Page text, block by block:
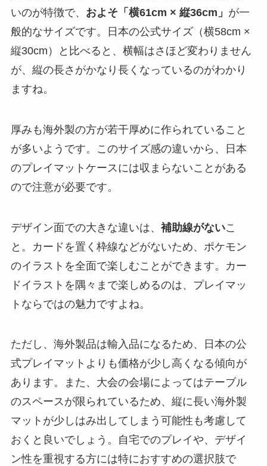
いのが特徴で、 およそ「横61cm × 縦36cm」 が一
般的なサイズです。日本の公式サイズ（横58cm ×
縦30cm）と比べると、横幅はさほど変わりません
が、縦の長さがかなり長くなっているのがわかり
ますね。
厚みも海外製の方が若干厚めに作られていること
が多いようです。このサイズ感の違いから、日本
のプレイマットケースには収まらないことがある
ので注意が必要です。
デザイン面での大きな違いは、 補助線がないこ
と。カードを置く枠線などがないため、ポケモン
のイラストを全面で楽しむことができます。カー
ドイラストを隅々まで楽しめるのは、プレイマッ
トならではの魅力ですよね。
ただし、海外製品は輸入品になるため、日本の公
式プレイマットよりも価格が少し高くなる傾向が
あります。また、大会の会場によってはテーブル
のスペースが限られているため、縦に長い海外製
マットが少しはみ出してしまう可能性も考慮して
おくと良いでしょう。自宅でのプレイや、デザイ
ン性を重視する方には特におすすめの選択肢で